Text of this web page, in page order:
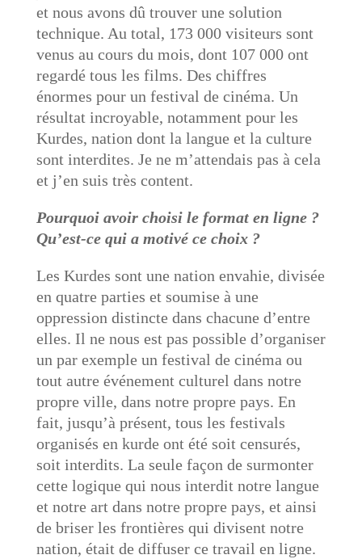
et nous avons dû trouver une solution
technique. Au total, 173 000 visiteurs sont
venus au cours du mois, dont 107 000 ont
regardé tous les films. Des chiffres
énormes pour un festival de cinéma. Un
résultat incroyable, notamment pour les
Kurdes, nation dont la langue et la culture
sont interdites. Je ne m’attendais pas à cela
et j’en suis très content.
Pourquoi avoir choisi le format en ligne ?
Qu’est-ce qui a motivé ce choix ?
Les Kurdes sont une nation envahie, divisée
en quatre parties et soumise à une
oppression distincte dans chacune d’entre
elles. Il ne nous est pas possible d’organiser
un par exemple un festival de cinéma ou
tout autre événement culturel dans notre
propre ville, dans notre propre pays. En
fait, jusqu’à présent, tous les festivals
organisés en kurde ont été soit censurés,
soit interdits. La seule façon de surmonter
cette logique qui nous interdit notre langue
et notre art dans notre propre pays, et ainsi
de briser les frontières qui divisent notre
nation, était de diffuser ce travail en ligne.